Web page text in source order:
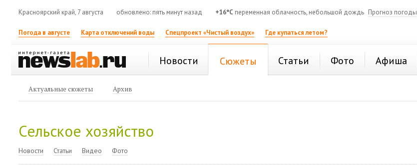
Красноярский край, 7 августа обновлено: пять минут назад +16°C переменная облачность, небольшой дождь Прогноз погоды
Погода в августе Карта отключений воды Спецпроект «Чистый воздух» Где купаться летом?
Новости Сюжеты Статьи Фото Афиша
Актуальные сюжеты Архив
Сельское хозяйство
Новости Статьи Видео Фото